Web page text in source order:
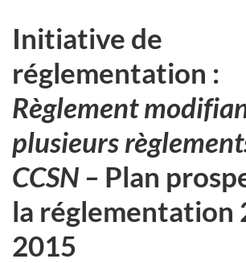
Initiative de
réglementation :
Règlement
plusieurs
CCSN – Plan
la réglementation
2015